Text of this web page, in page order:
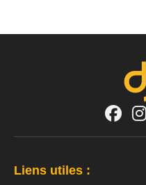
Liens utiles :